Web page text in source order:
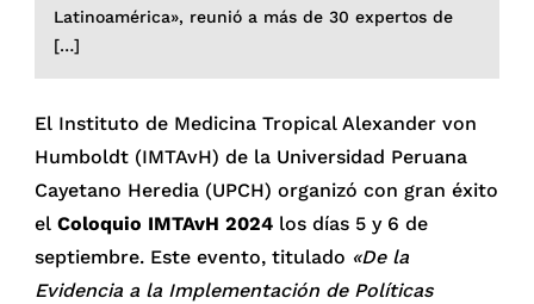
Latinoamérica», reunió a más de 30 expertos de
[…]
El Instituto de Medicina Tropical Alexander von
Humboldt (IMTAvH) de la Universidad Peruana
Cayetano Heredia (UPCH) organizó con gran éxito
elColoquio IMTAvH 2024 los días 5 y 6 de
septiembre. Este evento, titulado «De la
Evidencia a la Implementación de Políticas